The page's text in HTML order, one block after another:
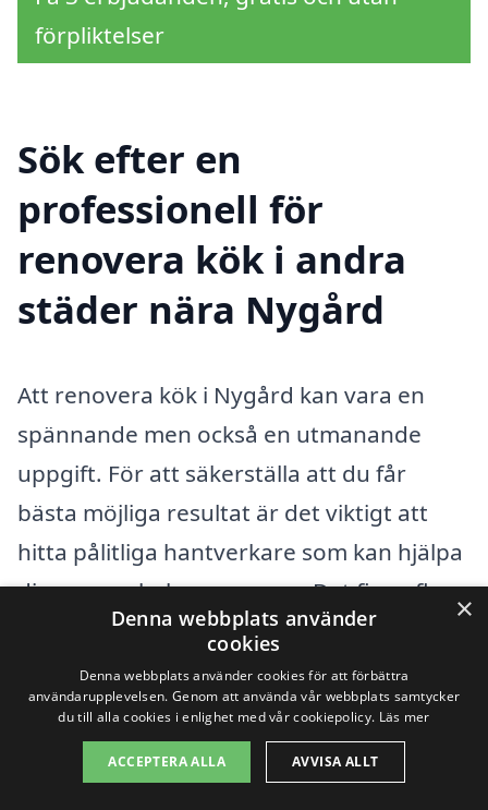
förpliktelser
Sök efter en
professionell för
renovera kök i andra
städer nära Nygård
Att renovera kök i Nygård kan vara en
spännande men också en utmanande
uppgift. För att säkerställa att du får
bästa möjliga resultat är det viktigt att
hitta pålitliga hantverkare som kan hjälpa
dig genom hela processen. Det finns flera
fördelar med att söka hjälp från
professionella i närliggande städer, där du
kan få tillgång till ett bredare utbud av
tjänster och erbjuda olika pristilbud.
×
Denna webbplats använder
cookies
Denna webbplats använder cookies för att förbättra
användarupplevelsen. Genom att använda vår webbplats samtycker
du till alla cookies i enlighet med vår cookiepolicy. Läs mer
ACCEPTERA ALLA AVVISA ALLT